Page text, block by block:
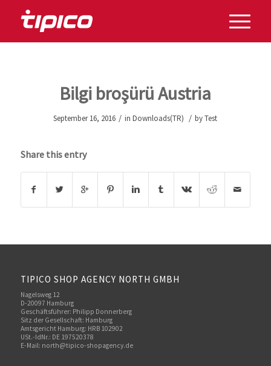
Bilgi broşürü Austria
September 16, 2016 / inDownloads(TR) / byTest
Share this entry
TIPICO SHOP AGENCY NORTH GMBH
Nagelsweg 12
D-20097 Hamburg
Geschäftsführer: Philipp Donnerberg
Sitz der Gesellschaft: Hamburg
Amtsgericht Hamburg: HRB 102902
USt.-IdNr.: DE 197520378
E-Mail: north@tipico-shopagency.de